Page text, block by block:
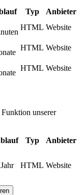
Typ
Anbieter
HTML Website
HTML Website
HTML Website
unserer
Typ Anbieter
HTML Website